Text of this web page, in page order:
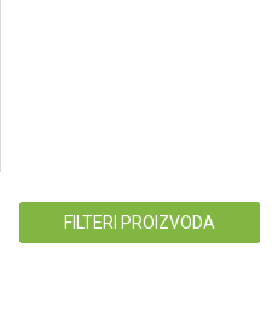
FILTERI PROIZVODA